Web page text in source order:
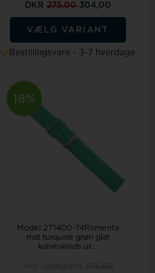
DKR 275,00304,00
VÆLG VARIANT
Bestillingsvare - 3-7 hverdage
18%
Model 271400-74Romenta
mat turquise grøn glat
kalveskinds ur...